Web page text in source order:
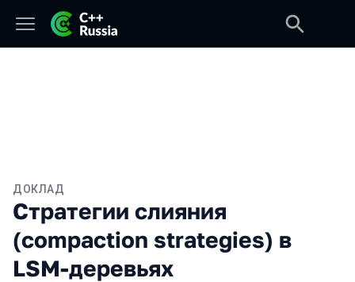
ДОКЛАД
Стратегии слияния
(compaction strategies) в
LSM-деревьях